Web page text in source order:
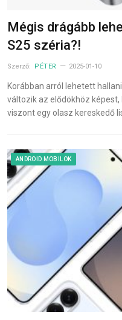
Mégis drágább
S25 széria?!
Szerző: PÉTER 2025-01-10
Korábban arról lehetett
változik az elődökhöz
viszont egy olasz kereskedő
ANDROID MOBILOK